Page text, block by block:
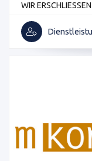
WIR